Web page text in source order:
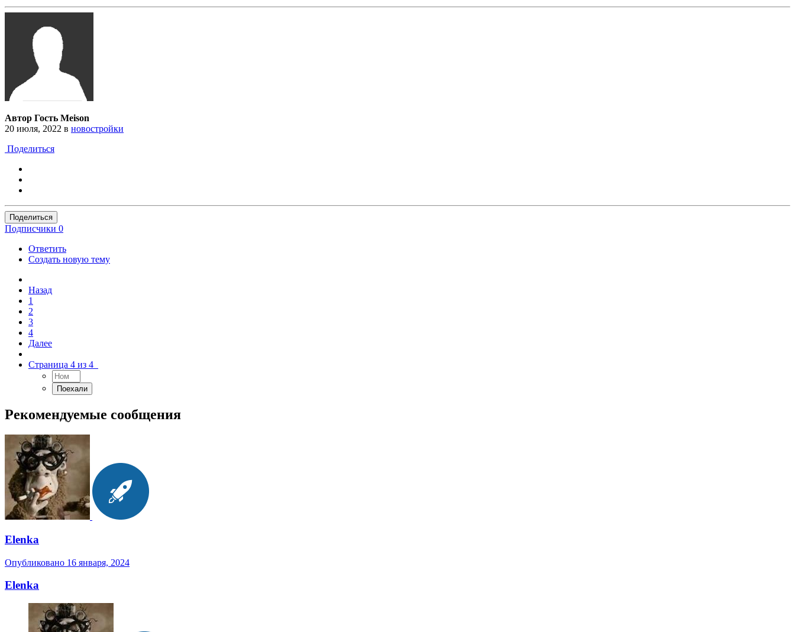
Автор Гость Meison
20 июля, 2022 в новостройки
Поделиться
Поделиться
Подписчики 0
Ответить
Создать новую тему
Назад
1
2
3
4
Далее
Страница 4 из 4
Рекомендуемые сообщения
Elenka
Опубликовано 16 января, 2024
Elenka